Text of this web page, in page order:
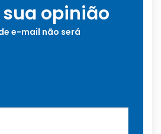
sua opinião
e-mail não será